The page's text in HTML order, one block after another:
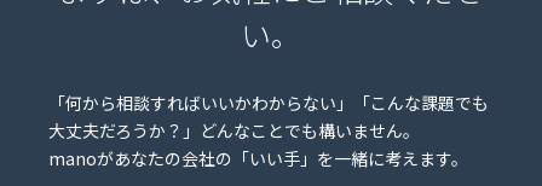
い。
「何から相談すればいいかわからない」「こんな課題でも
大丈夫だろうか？」どんなことでも構いません。
manoがあなたの会社の「いい手」を一緒に考えます。